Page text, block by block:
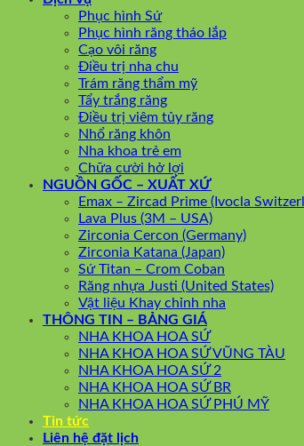
Phục hình Sứ
Phục hình răng tháo lắp
Cạo vôi răng
Điều trị nha chu
Trám răng thẩm mỹ
Tẩy trắng răng
Điều trị viêm tủy răng
Nhổ răng khôn
Nha khoa trẻ em
Chữa cười hở lợi
NGUỒN GỐC – XUẤT XỨ
Emax – Zircad Prime (Ivocla
Lava Plus (3M – USA)
Zirconia Cercon (Germany)
Zirconia Katana (Japan)
Sứ Titan – Crom Coban
Răng nhựa Justi (United States)
Vật liệu Khay chỉnh nha
THÔNG TIN – BẢNG GIÁ
NHA KHOA HOA SỨ
NHA KHOA HOA SỨ VŨNG TÀU
NHA KHOA HOA SỨ 2
NHA KHOA HOA SỨ BR
NHA KHOA HOA SỨ PHÚ MỸ
Tin tức
Liên hệ đặt lịch